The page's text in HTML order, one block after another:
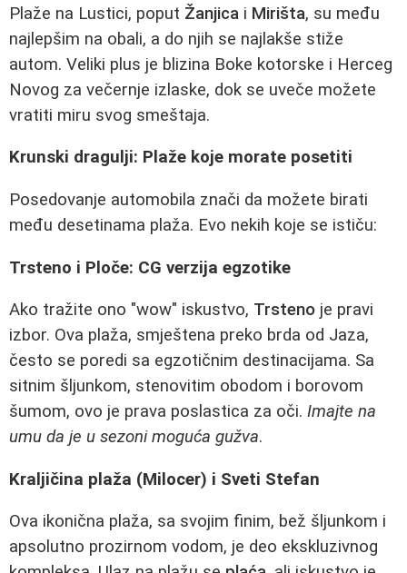
Plaže na Lustici, poput Žanjica i Mirišta, su među
najlepšim na obali, a do njih se najlakše stiže
autom. Veliki plus je blizina Boke kotorske i Herceg
Novog za večernje izlaske, dok se uveče možete
vratiti miru svog smeštaja.
Krunski dragulji: Plaže koje morate posetiti
Posedovanje automobila znači da možete birati
među desetinama plaža. Evo nekih koje se ističu:
Trsteno i Ploče: CG verzija egzotike
Ako tražite ono "wow" iskustvo, Trsteno je pravi
izbor. Ova plaža, smještena preko brda od Jaza,
često se poredi sa egzotičnim destinacijama. Sa
sitnim šljunkom, stenovitim obodom i borovom
šumom, ovo je prava poslastica za oči. Imajte na
umu da je u sezoni moguća gužva.
Kraljičina plaža (Milocer) i Sveti Stefan
Ova ikonična plaža, sa svojim finim, bež šljunkom i
apsolutno prozirnom vodom, je deo ekskluzivnog